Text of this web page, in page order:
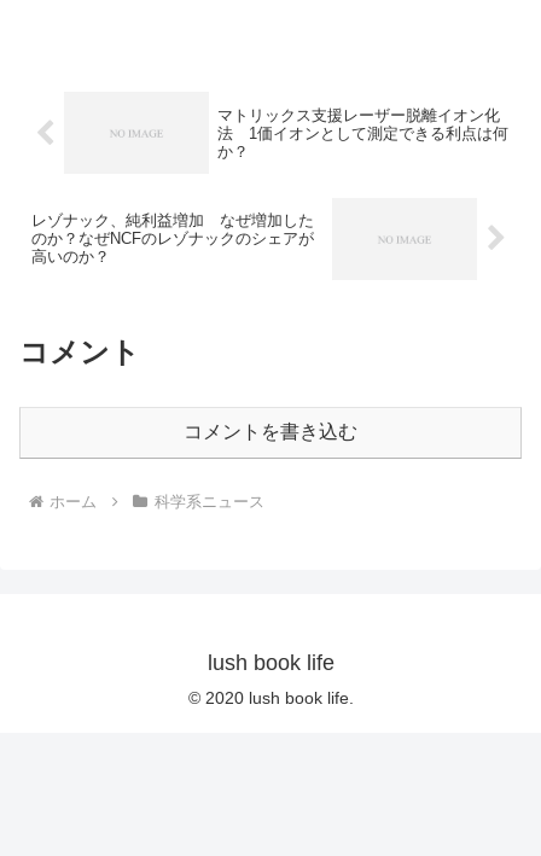
マトリックス支援レーザー脱離イオン化
法 1価イオンとして測定できる利点は何
か？
レゾナック、純利益増加 なぜ増加した
のか？なぜNCFのレゾナックのシェアが
高いのか？
コメント
コメントを書き込む
ホーム 科学系ニュース
lush book life
© 2020 lush book life.